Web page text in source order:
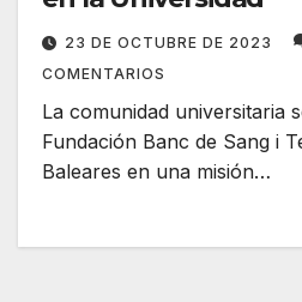
23 DE OCTUBRE DE 2023
COMENTARIOS
La comunidad universitaria
Fundación Banc de Sang i
Baleares en una misión…